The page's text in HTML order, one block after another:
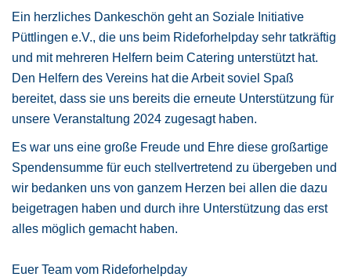
Ein herzliches Dankeschön geht an Soziale Initiative
Püttlingen e.V., die uns beim Rideforhelpday sehr tatkräftig
und mit mehreren Helfern beim Catering unterstützt hat.
Den Helfern des Vereins hat die Arbeit soviel Spaß
bereitet, dass sie uns bereits die erneute Unterstützung für
unsere Veranstaltung 2024 zugesagt haben.
Es war uns eine große Freude und Ehre diese großartige
Spendensumme für euch stellvertretend zu übergeben und
wir bedanken uns von ganzem Herzen bei allen die dazu
beigetragen haben und durch ihre Unterstützung das erst
alles möglich gemacht haben.
Euer Team vom Rideforhelpday